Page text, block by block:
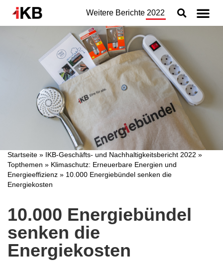
Weitere Berichte 2022
Topthemen
Nachhaltigkeit
Geschäftsbereiche
Organisation
Jahresabschluss
Konzern
Startseite » IKB-Geschäfts- und Nachhaltigkeitsbericht 2022 »
Topthemen » Klimaschutz: Erneuerbare Energien und
Energieeffizienz » 10.000 Energiebündel senken die
Energiekosten
10.000 Energiebündel
senken die
Energiekosten